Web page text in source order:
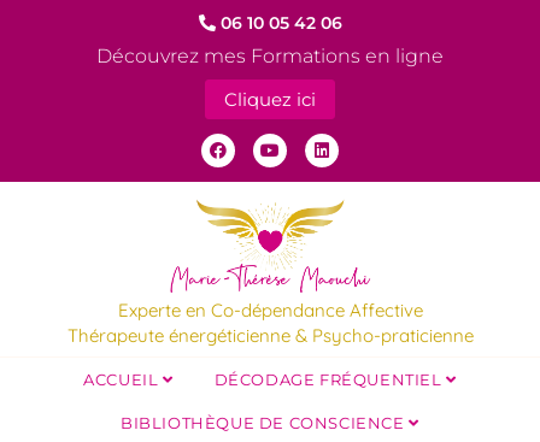
06 10 05 42 06
Découvrez mes Formations en ligne
Cliquez ici
Experte en Co-dépendance Affective
Thérapeute énergéticienne & Psycho-praticienne
ACCUEIL DÉCODAGE FRÉQUENTIEL
BIBLIOTHÈQUE DE CONSCIENCE